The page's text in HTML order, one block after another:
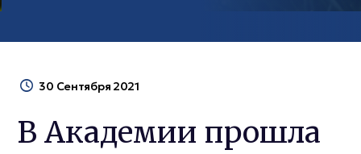
30 Сентября 2021
В Академии прошла